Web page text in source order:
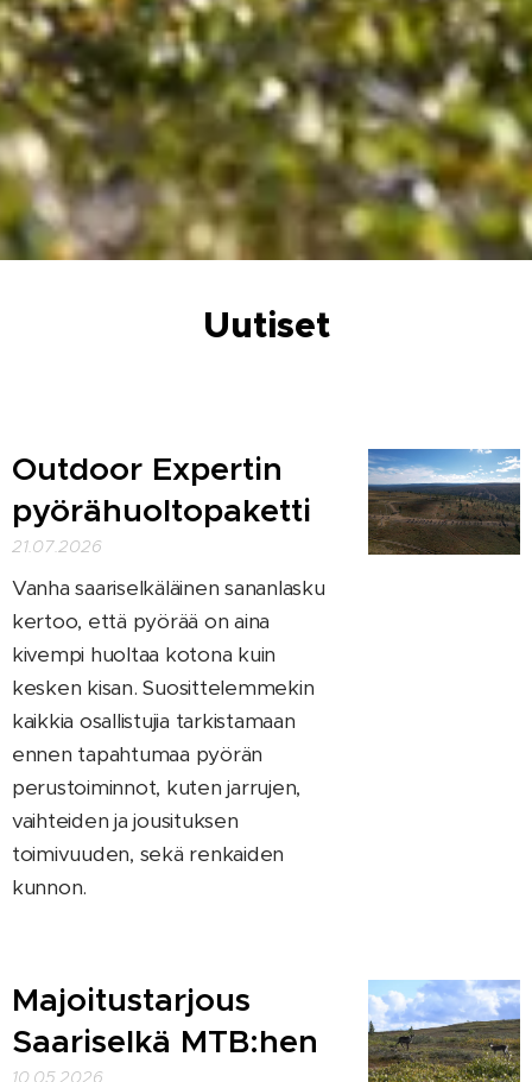
Uutiset
Outdoor Expertin
pyörähuoltopaketti
21.07.2026
Vanha saariselkäläinen sananlasku
kertoo, että pyörää on aina
kivempi huoltaa kotona kuin
kesken kisan. Suosittelemmekin
kaikkia osallistujia tarkistamaan
ennen tapahtumaa pyörän
perustoiminnot, kuten jarrujen,
vaihteiden ja jousituksen
toimivuuden, sekä renkaiden
kunnon.
Majoitustarjous
Saariselkä MTB:hen
10.05.2026